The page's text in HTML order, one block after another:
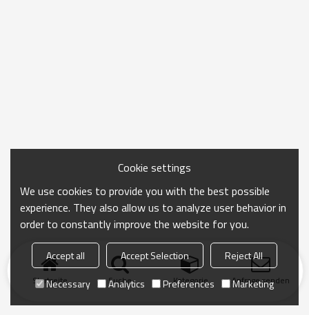
Startseite Suche Kategorie Anfrage senden
Cookie settings
We use cookies to provide you with the best possible
experience. They also allow us to analyze user behavior in
order to constantly improve the website for you.
Accept all Accept Selection
Reject All
Necessary
Analytics Preferences Marketing